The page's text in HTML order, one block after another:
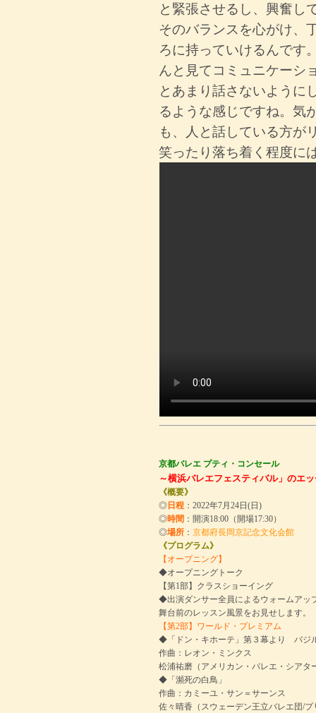
と緊張させるし、興奮し
そのバランスを心がけ、
ろに持っていけるんです
んと見てコミュニケーシ
とあまり話さないように
るような感じですね。気
も、人と話している方が
笑ったり落ち着く程度に
京都バレエ プティ・コンセール
～横浜バレエフェスティバル」のエ
《概要》
◎ 日程 ：2022年7月24日(日)
◎時間 ：開演18:00（開場17:30）
◎場所 ：京都府長岡京記念文化会館
《プログラム》
【オープニング】
◆オープニングトーク
【第1部】クラスショーイング
◆出演ダンサー全員によるウォームアッ
舞台前のレッスン風景をお見せします。
【第2部】ワールド・プレミアム
◆「ドン・キホーテ」第３幕より バジ
作曲：レオン・ミンクス
松浦祐磨（アメリカン・バレエ・シアタ
◆「瀕死の白鳥」
作曲：カミーユ・サン＝サーンス
佐々晴香（スウェーデン王立バレエ団/